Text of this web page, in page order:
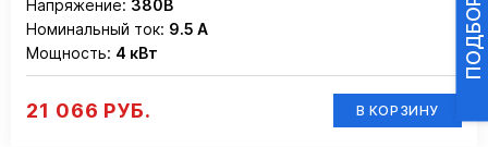
Напряжение: 380В
Номинальный ток: 9.5 А
Мощность: 4 кВт
21 066 РУБ. В КОРЗИНУ